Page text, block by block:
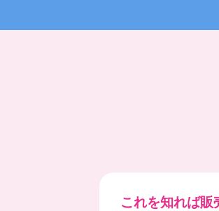
これを知れば販